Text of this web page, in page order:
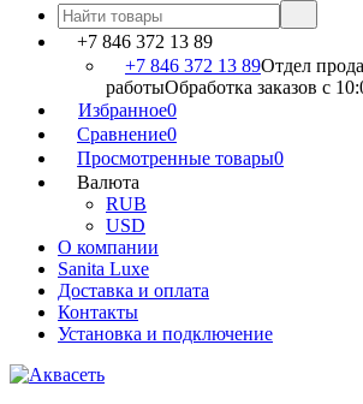
+7 846 372 13 89
+7 846 372 13 89Отдел
работыОбработка заказов с
Избранное0
Сравнение0
Просмотренные товары0
Валюта
RUB
USD
О компании
Sanita Luxe
Доставка и оплата
Контакты
Установка и подключение